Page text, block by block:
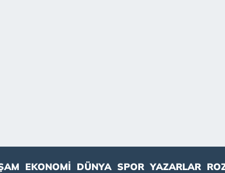
EKONOMI DÜNYA SPOR YAZARLAR